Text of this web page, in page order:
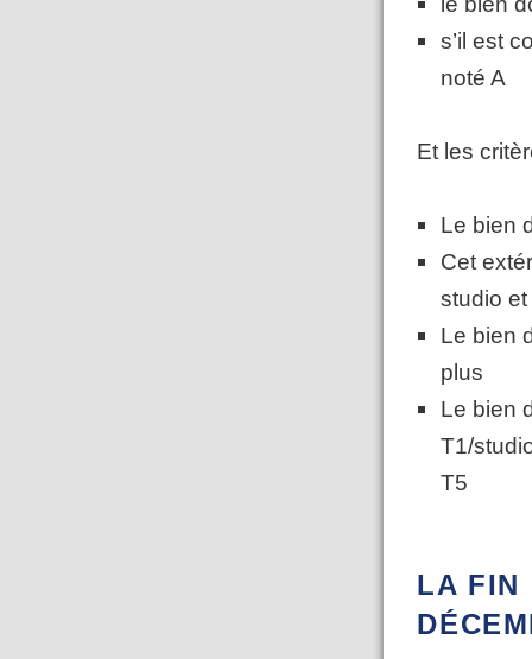
s’il est
noté A
Et les
Le bien
Cet
studio et
Le bien
plus
Le bien
T1/
T5
LA FIN